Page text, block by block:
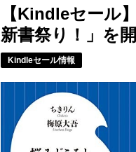
【Kindleセール
新書祭り！」を
Kindleセール情報